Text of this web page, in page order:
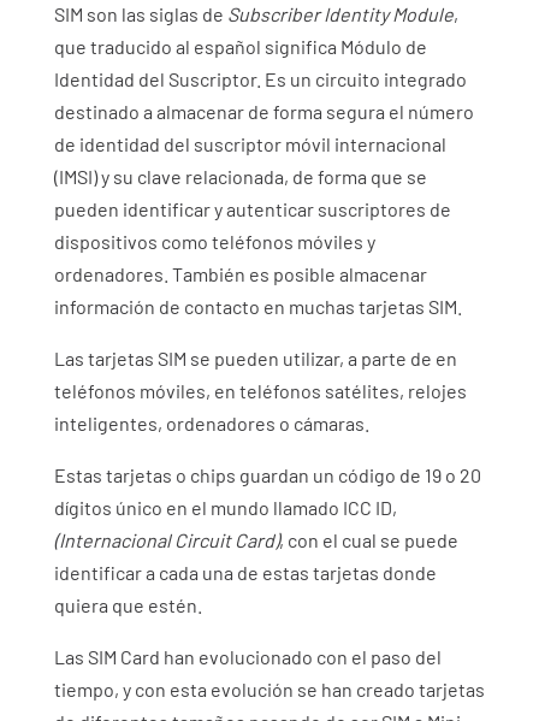
SIM son las siglas de Subscriber Identity Module,
que traducido al español significa Módulo de
Identidad del Suscriptor. Es un circuito integrado
destinado a almacenar de forma segura el número
de identidad del suscriptor móvil internacional
(IMSI) y su clave relacionada, de forma que se
pueden identificar y autenticar suscriptores de
dispositivos como teléfonos móviles y
ordenadores. También es posible almacenar
información de contacto en muchas tarjetas SIM.
Las tarjetas SIM se pueden utilizar, a parte de en
teléfonos móviles, en teléfonos satélites, relojes
inteligentes, ordenadores o cámaras.
Estas tarjetas o chips guardan un código de 19 o 20
dígitos único en el mundo llamado ICC ID,
(Internacional Circuit Card), con el cual se puede
identificar a cada una de estas tarjetas donde
quiera que estén.
Las SIM Card han evolucionado con el paso del
tiempo, y con esta evolución se han creado tarjetas